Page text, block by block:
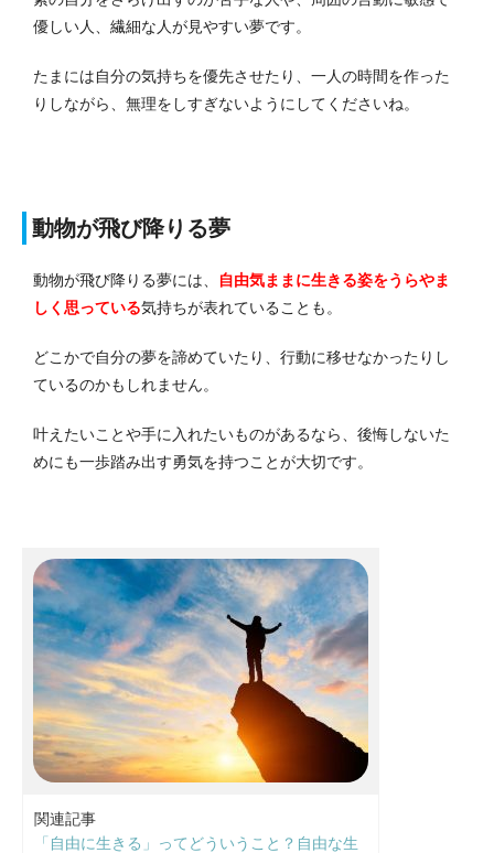
優しい人、繊細な人が見やすい夢です。
たまには自分の気持ちを優先させたり、一人の時間を作った
りしながら、無理をしすぎないようにしてくださいね。
動物が飛び降りる夢
動物が飛び降りる夢には、
自由気ままに生きる姿をうらやま
しく思っている気持ちが表れていることも。
どこかで自分の夢を諦めていたり、行動に移せなかったりし
ているのかもしれません。
叶えたいことや手に入れたいものがあるなら、後悔しないた
めにも一歩踏み出す勇気を持つことが大切です。
関連記事
「自由に生きる」ってどういうこと？自由な生